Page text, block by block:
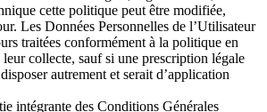
cette politique peut être modifiée,
Les Données Personnelles de l’Utilisateur
traitées conformément à la politique en
collecte, sauf si une prescription légale
autrement et serait d’application
intégrante des Conditions Générales